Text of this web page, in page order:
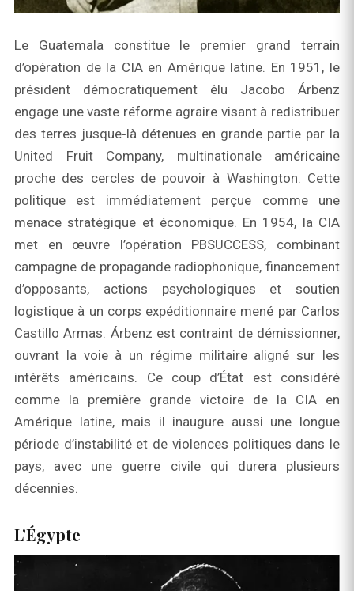
Le Guatemala constitue le premier grand terrain
d’opération de la CIA en Amérique latine. En 1951, le
président démocratiquement élu Jacobo Árbenz
engage une vaste réforme agraire visant à redistribuer
des terres jusque‑là détenues en grande partie par la
United Fruit Company, multinationale américaine
proche des cercles de pouvoir à Washington. Cette
politique est immédiatement perçue comme une
menace stratégique et économique. En 1954, la CIA
met en œuvre l’opération PBSUCCESS, combinant
campagne de propagande radiophonique, financement
d’opposants, actions psychologiques et soutien
logistique à un corps expéditionnaire mené par Carlos
Castillo Armas. Árbenz est contraint de démissionner,
ouvrant la voie à un régime militaire aligné sur les
intérêts américains. Ce coup d’État est considéré
comme la première grande victoire de la CIA en
Amérique latine, mais il inaugure aussi une longue
période d’instabilité et de violences politiques dans le
pays, avec une guerre civile qui durera plusieurs
décennies.
L’Égypte